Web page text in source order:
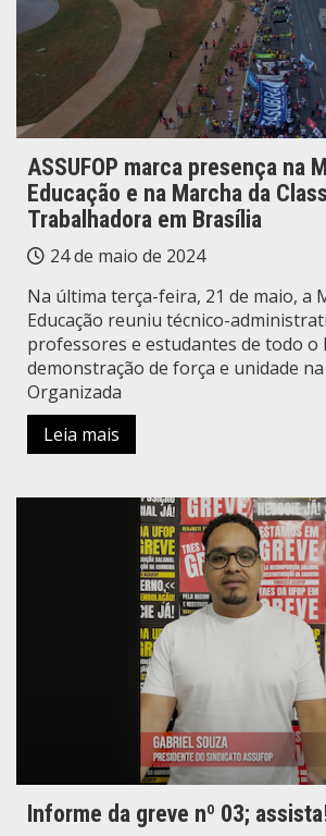
ASSUFOP marca presença na
Educação e na Marcha da
Trabalhadora em Brasília
24 de maio de 2024
Na última terça-feira, 21 de maio, a
Educação reuniu técnico-
professores e estudantes de todo o
demonstração de força e unidade
Organizada
Leia mais
Informe da greve nº 03;